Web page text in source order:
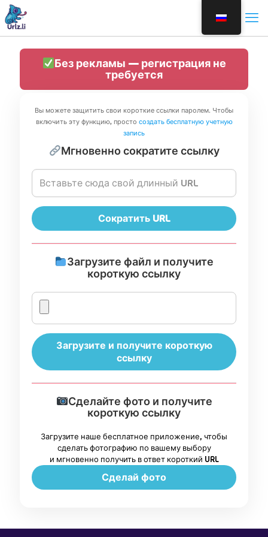
Без рекламы — регистрация не
требуется
Вы можете защитить свои короткие ссылки паролем. Чтобы
включить эту функцию, просто создать бесплатную учетную
запись
Мгновенно сократите ссылку
Сократить URL
Загрузите файл и получите
короткую ссылку
Загрузите и получите короткую
ссылку
Сделайте фото и получите
короткую ссылку
Загрузите наше бесплатное приложение, чтобы
сделать фотографию по вашему выбору
и мгновенно получить в ответ короткий URL
Сделай фото